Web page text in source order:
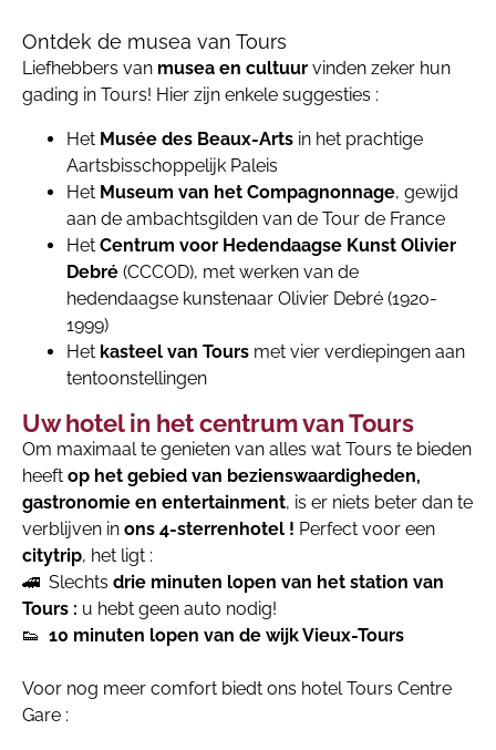
Ontdek de musea van Tours
Liefhebbers van musea en cultuur vinden zeker hun
gading in Tours! Hier zijn enkele suggesties :
Het Musée des Beaux-Arts in het prachtige
Aartsbisschoppelijk Paleis
Het Museum van het Compagnonnage, gewijd
aan de ambachtsgilden van de Tour de France
Het Centrum voor Hedendaagse Kunst Olivier
Debré (CCCOD), met werken van de
hedendaagse kunstenaar Olivier Debré (1920-
1999)
Het kasteel van Tours met vier verdiepingen aan
tentoonstellingen
Uw hotel in het centrum van Tours
Om maximaal te genieten van alles wat Tours te bieden
heeft op het gebied van bezienswaardigheden,
gastronomie en entertainment, is er niets beter dan te
verblijven in ons 4-sterrenhotel ! Perfect voor een
citytrip, het ligt :
🚄 Slechts drie minuten lopen van het station van
Tours : u hebt geen auto nodig!
👟 10 minuten lopen van de wijk Vieux-Tours
Voor nog meer comfort biedt ons hotel Tours Centre
Gare :